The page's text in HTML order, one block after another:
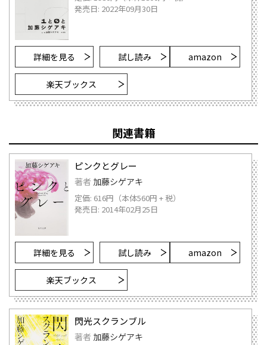
発売日: 2022年09月30日
詳細を見る 試し読み amazon
楽天ブックス
関連書籍
ピンクとグレー
著者 加藤シゲアキ
定価: 616円（本体560円 + 税）
発売日: 2014年02月25日
詳細を見る 試し読み amazon
楽天ブックス
閃光スクランブル
著者 加藤シゲアキ